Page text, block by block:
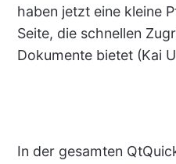
haben jetzt eine kleine
Seite, die schnellen
Dokumente bietet (Kai
In der gesamten